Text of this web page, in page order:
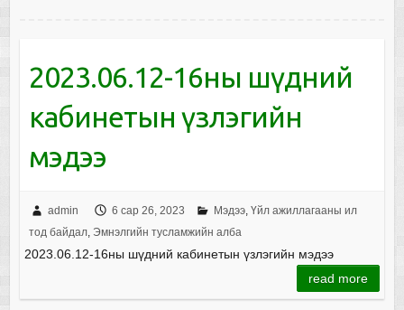
2023.06.12-16ны шүдний
кабинетын үзлэгийн
мэдээ
admin 6 сар 26, 2023 Мэдээ, Үйл ажиллагааны ил
тод байдал, Эмнэлгийн тусламжийн алба
2023.06.12-16ны шүдний кабинетын үзлэгийн мэдээ
read more